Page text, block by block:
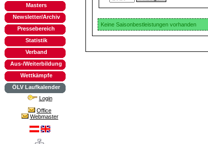
Masters
Newsletter/Archiv
Pressebereich
Statistik
Verband
Aus-/Weiterbildung
Wettkämpfe
ÖLV Laufkalender
Login
Office
Webmaster
Keine Saisonbestleistungen vorhanden